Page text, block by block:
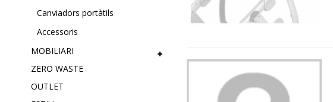
Canviadors portàtils
Accessoris
MOBILIARI
ZERO WASTE
OUTLET